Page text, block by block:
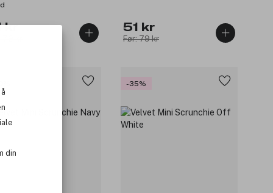
din
kr 51 kr
Før: 79 kr
-35%